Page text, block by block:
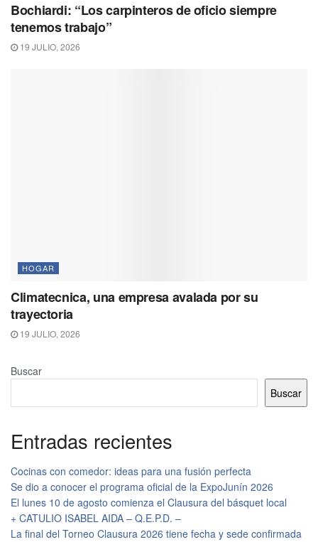
Bochiardi: “Los carpinteros de oficio siempre
tenemos trabajo”
19 JULIO, 2026
HOGAR
Climatecnica, una empresa avalada por su
trayectoria
19 JULIO, 2026
Buscar
Buscar
Entradas recientes
Cocinas con comedor: ideas para una fusión perfecta
Se dio a conocer el programa oficial de la ExpoJunín 2026
El lunes 10 de agosto comienza el Clausura del básquet local
+ CATULIO ISABEL AIDA – Q.E.P.D. –
La final del Torneo Clausura 2026 tiene fecha y sede confirmada